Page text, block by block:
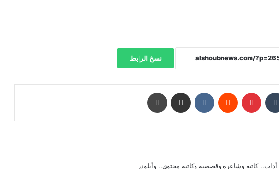
نسخ الرابط
كاتبة وشاعرة وقصصية وكاتبة محتوى.. وأبلودر